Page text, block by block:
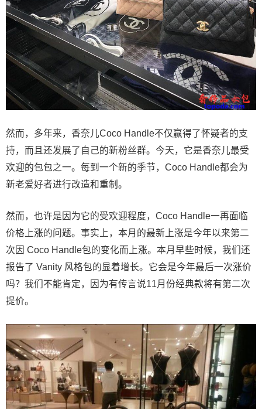
然而，多年来，香奈儿Coco Handle不仅赢得了怀疑者的支
持，而且还发展了自己的新粉丝群。今天，它是香奈儿最受
欢迎的包包之一。每到一个新的季节，Coco Handle都会为
新老爱好者进行改造和重制。
然而，也许是因为它的受欢迎程度，Coco Handle一再面临
价格上涨的问题。事实上，本月的最新上涨是今年以来第二
次因 Coco Handle包的变化而上涨。本月早些时候，我们还
报告了 Vanity 风格包的显着增长。它会是今年最后一次涨价
吗？我们不能肯定，因为有传言说11月份经典款将有第二次
提价。